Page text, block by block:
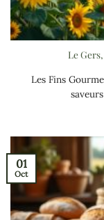
Le
Les Fins
01
Oct